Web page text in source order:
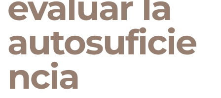
autosuficie
ncia